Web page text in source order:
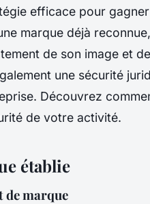
efficace pour
marque déjà
de son image et
une sécurité
Découvrez
de votre activité.
établie
de marque